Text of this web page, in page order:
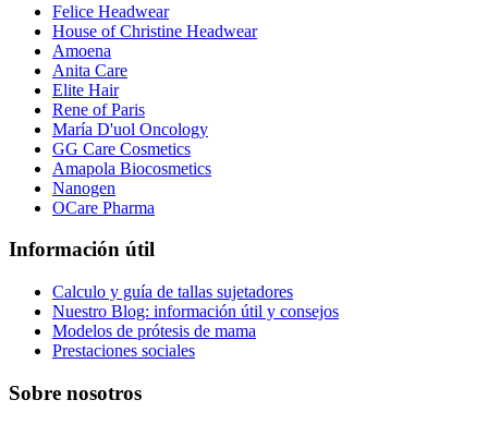
Felice Headwear
House of Christine Headwear
Amoena
Anita Care
Elite Hair
Rene of Paris
María D'uol Oncology
GG Care Cosmetics
Amapola Biocosmetics
Nanogen
OCare Pharma
Información útil
Calculo y guía de tallas sujetadores
Nuestro Blog: información útil y consejos
Modelos de prótesis de mama
Prestaciones sociales
Sobre nosotros